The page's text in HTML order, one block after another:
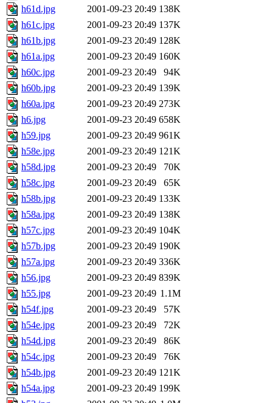
h61d.jpg
2001-09-23 20:49 138K
h61c.jpg
2001-09-23 20:49 137K
h61b.jpg
2001-09-23 20:49 128K
h61a.jpg
2001-09-23 20:49 160K
h60c.jpg
2001-09-23 20:49
94K
h60b.jpg
2001-09-23 20:49 139K
h60a.jpg
2001-09-23 20:49 273K
h6.jpg
2001-09-23 20:49 658K
h59.jpg
2001-09-23 20:49 961K
h58e.jpg
2001-09-23 20:49 121K
h58d.jpg
2001-09-23 20:49
70K
h58c.jpg
2001-09-23 20:49
65K
h58b.jpg
2001-09-23 20:49 133K
h58a.jpg
2001-09-23 20:49 138K
h57c.jpg
2001-09-23 20:49 104K
h57b.jpg
2001-09-23 20:49 190K
h57a.jpg
2001-09-23 20:49 336K
h56.jpg
2001-09-23 20:49 839K
h55.jpg
2001-09-23 20:49 1.1M
h54f.jpg
2001-09-23 20:49
57K
h54e.jpg
2001-09-23 20:49
72K
h54d.jpg
2001-09-23 20:49
86K
h54c.jpg
2001-09-23 20:49
76K
h54b.jpg
2001-09-23 20:49 121K
h54a.jpg
2001-09-23 20:49 199K